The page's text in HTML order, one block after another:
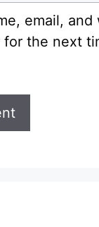
email, and
the next